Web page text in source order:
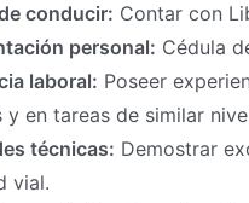
conducir: Contar con
personal: Cédula
laboral: Poseer
y en tareas de similar
técnicas: Demostrar
vial.